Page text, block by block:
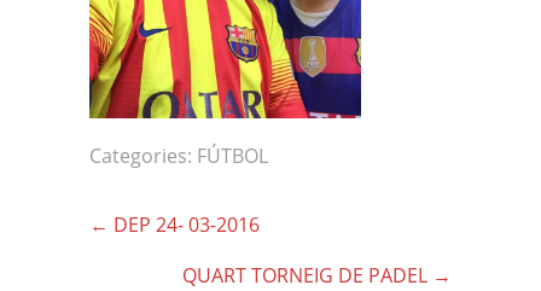
Categories: FÚTBOL
Post
navigation
← DEP 24- 03-2016
QUART TORNEIG DE PADEL →